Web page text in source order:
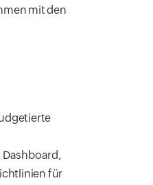
mit den
für